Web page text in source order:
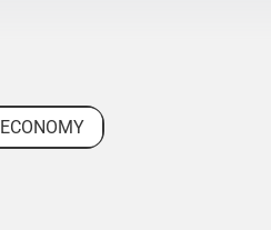
ECONOMY